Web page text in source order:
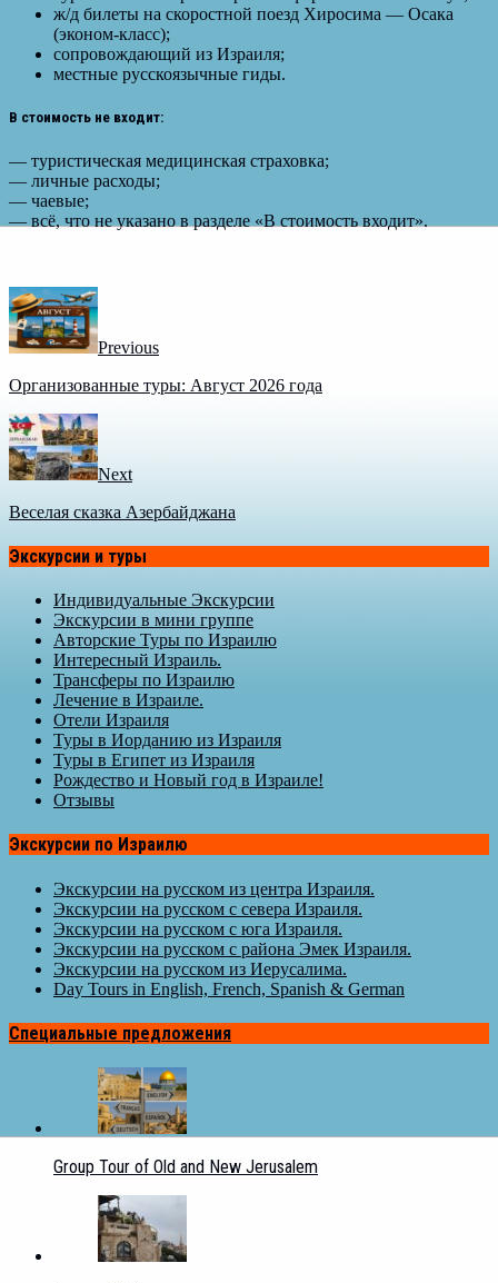
ж/д билеты на скоростной поезд Хиросима — Осака
(эконом-класс);
сопровождающий из Израиля;
местные русскоязычные гиды.
В стоимость не входит:
— туристическая медицинская страховка;
— личные расходы;
— чаевые;
— всё, что не указано в разделе «В стоимость входит».
Previous
Организованные туры: Август 2026 года
Next
Веселая сказка Азербайджана
Экскурсии и туры
Индивидуальные Экскурсии
Экскурсии в мини группе
Авторские Туры по Израилю
Интересный Израиль.
Трансферы по Израилю
Лечение в Израиле.
Отели Израиля
Туры в Иорданию из Израиля
Туры в Египет из Израиля
Рождество и Новый год в Израиле!
Отзывы
Экскурсии по Израилю
Экскурсии на русском из центра Израиля.
Экскурсии на русском с севера Израиля.
Экскурсии на русском с юга Израиля.
Экскурсии на русском с района Эмек Израиля.
Экскурсии на русском из Иерусалима.
Day Tours in English, French, Spanish & German
Специальные предложения
Group Tour of Old and New Jerusalem